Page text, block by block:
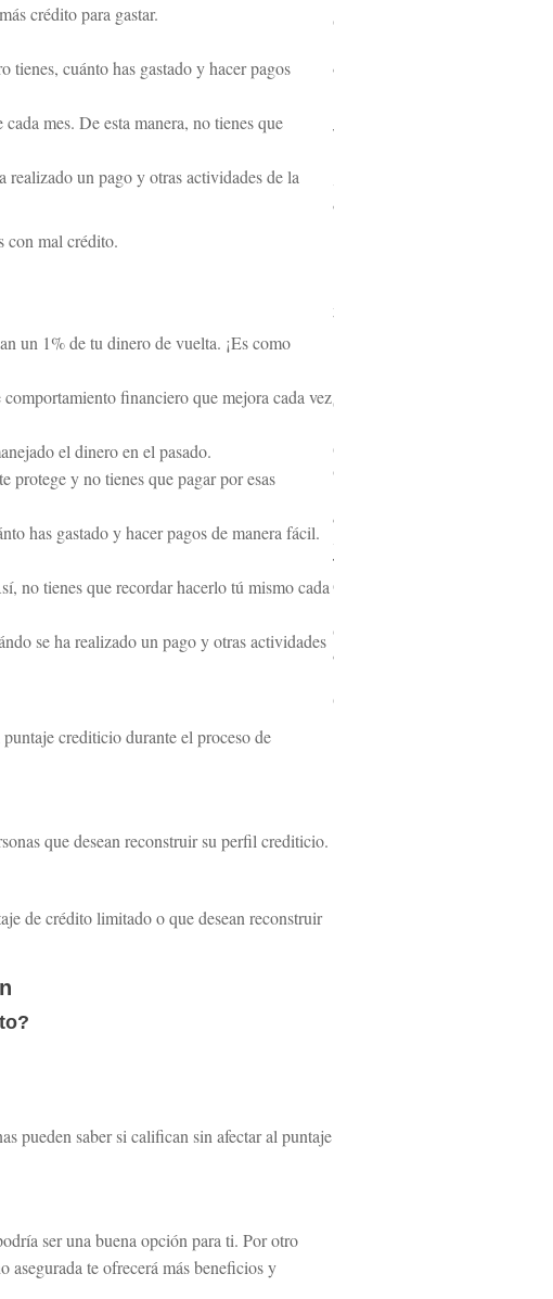
crédito para gastar.
tienes, cuánto has gastado y hacer pagos
mes. De esta manera, no tienes que
realizado un pago y otras actividades de la
e
a
V
s
a
con mal crédito.
un 1% de tu dinero de vuelta. ¡Es como
financiero que mejora cada vez
el dinero en el pasado.
protege y no tienes que pagar por esas
has gastado y hacer pagos de manera fácil.
no tienes que recordar hacerlo tú mismo cada
se ha realizado un pago y otras actividades
3
d
g
o
a
s
t
e
c
a
d
crediticio durante el proceso de
que desean reconstruir su perfil crediticio.
de crédito limitado o que desean reconstruir
pueden saber si califican sin afectar al puntaje
ser una buena opción para ti. Por otro
asegurada te ofrecerá más beneficios y